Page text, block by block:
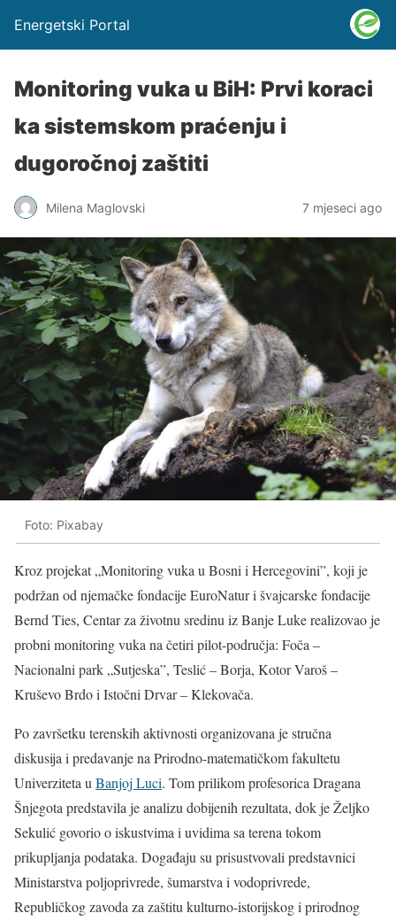
Energetski Portal
Monitoring vuka u BiH: Prvi koraci
ka sistemskom praćenju i
dugoročnoj zaštiti
Milena Maglovski 7 mjeseci ago
Foto: Pixabay
Kroz projekat „Monitoring vuka u Bosni i Hercegovini”, koji je
podržan od njemačke fondacije EuroNatur i švajcarske fondacije
Bernd Ties, Centar za životnu sredinu iz Banje Luke realizovao je
probni monitoring vuka na četiri pilot-područja: Foča –
Nacionalni park „Sutjeska”, Teslić – Borja, Kotor Varoš –
Kruševo Brdo i Istočni Drvar – Klekovača.
Po završetku terenskih aktivnosti organizovana je stručna
diskusija i predavanje na Prirodno-matematičkom fakultetu
Univerziteta uBanjoj Luci. Tom prilikom profesorica Dragana
Šnjegota predstavila je analizu dobijenih rezultata, dok je Željko
Sekulić govorio o iskustvima i uvidima sa terena tokom
prikupljanja podataka. Događaju su prisustvovali predstavnici
Ministarstva poljoprivrede, šumarstva i vodoprivrede,
Republičkog zavoda za zaštitu kulturno-istorijskog i prirodnog